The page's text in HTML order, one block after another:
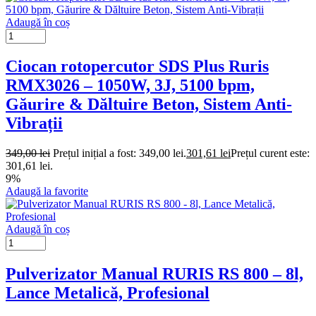
Adaugă în coș
Ciocan rotopercutor SDS Plus Ruris
RMX3026 – 1050W, 3J, 5100 bpm,
Găurire & Dăltuire Beton, Sistem Anti-
Vibrații
349,00lei Prețul inițial a fost: 349,00 lei.301,61 leiPrețul curent este:
301,61 lei.
9%
Adaugă la favorite
Adaugă în coș
Pulverizator Manual RURIS RS 800 – 8l,
Lance Metalică, Profesional